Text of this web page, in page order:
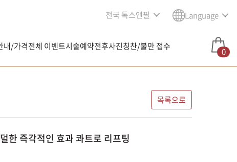
전국 톡스앤필 Language
내/가격전체 이벤트시술예약전후사진칭찬/불만 접수 0
목록으로
한 즉각적인 효과 콰트로 리프팅